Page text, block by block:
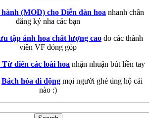
(MOD) cho Diễn đàn hoa nhanh chân
đăng ký nha các bạn
tập ảnh hoa chất lượng cao do các thành
viên VF đóng góp
điển các loài hoa nhận nhuận bút liền tay
Bách hóa di động mọi người ghé ủng hộ cái
nào :)